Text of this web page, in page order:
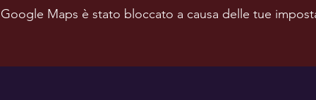
Google Maps è stato bloccato a causa delle tue